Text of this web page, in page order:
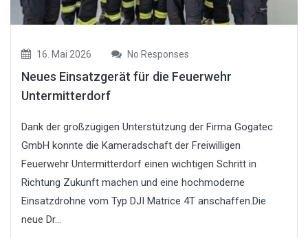
16. Mai 2026 No Responses
Neues Einsatzgerät für die Feuerwehr
Untermitterdorf
Dank der großzügigen Unterstützung der Firma Gogatec
GmbH konnte die Kameradschaft der Freiwilligen
Feuerwehr Untermitterdorf einen wichtigen Schritt in
Richtung Zukunft machen und eine hochmoderne
Einsatzdrohne vom Typ DJI Matrice 4T anschaffen.Die
neue Dr...